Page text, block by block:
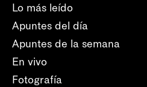
Lo más leído
Apuntes del día
Apuntes de la semana
En vivo
Fotografía